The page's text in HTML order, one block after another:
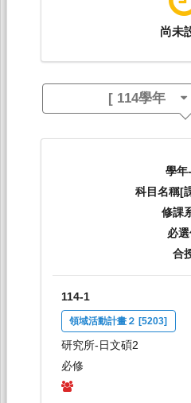
尚未
[ 114學年
學年
科目名稱[
修課
必
合
114-1
領域活動計畫２ [5203]
研究所-日文碩2
必修